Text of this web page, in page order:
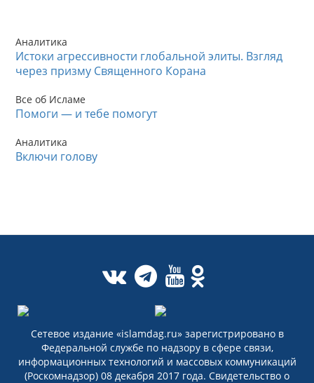
Аналитика
Истоки агрессивности глобальной элиты. Взгляд
через призму Священного Корана
Все об Исламе
Помоги — и тебе помогут
Аналитика
Включи голову
Сетевое издание «islamdag.ru» зарегистрировано в
Федеральной службе по надзору в сфере связи,
информационных технологий и массовых коммуникаций
(Роскомнадзор) 08 декабря 2017 года. Свидетельство о